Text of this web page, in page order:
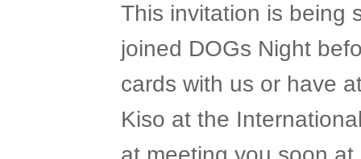
This invitation is being
joined DOGs Night
cards with us or have
Kiso at the